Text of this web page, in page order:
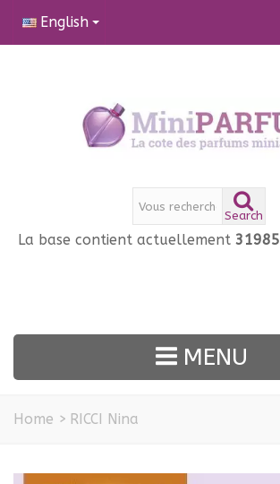
English
Search
La base contient actuellement 31985
MENU
Home > RICCI Nina